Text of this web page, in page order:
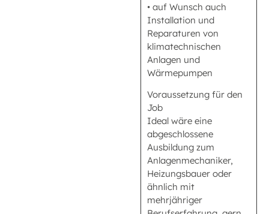
• auf Wunsch auch
Installation und
Reparaturen von
klimatechnischen
Anlagen und
Wärmepumpen
Voraussetzung für den
Job
Ideal wäre eine
abgeschlossene
Ausbildung zum
Anlagenmechaniker,
Heizungsbauer oder
ähnlich mit
mehrjähriger